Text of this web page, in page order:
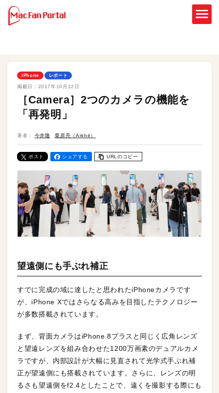
iPhone レポート
掲載日： 2017年10月12日
［Camera］2つのカメラの機能を
「再発明」
著者： 今井隆 栗原亮（Arkhē）
ポスト シェアする URLのコピー
望遠側にも手ぶれ補正
すでに完成の域に達したと思われたiPhoneカメラです
が、iPhone Xではさらなる高みを目指したテクノロジー
が多数搭載されています。
まず、背面カメラはiPhone 8プラスと同じく広角レンズ
と望遠レンズを組み合わせた1200万画素のデュアルカメ
ラですが、内部設計が大幅に見直されて光学式手ぶれ補
正が望遠側にも搭載されています。さらに、レンズの明
るさも望遠側をf2.4としたことで、遠くを撮影する際にも